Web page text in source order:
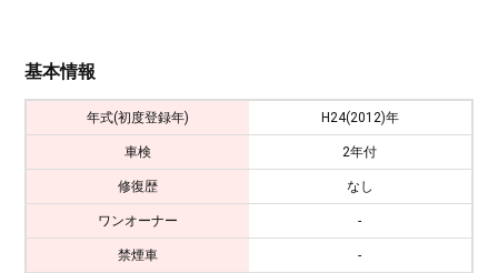
基本情報
年式(初度登録年) H24(2012)年
車検 2年付
修復歴 なし
ワンオーナー -
禁煙車 -